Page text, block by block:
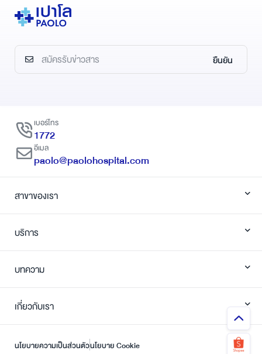
ยืนยัน
เบอร์โทร
1772
อีเมล
paolo@paolohospital.com
สาขาของเรา
บริการ
บทความ
เกี่ยวกับเรา
นโยบายความเป็นส่วนตัวนโยบาย Cookie